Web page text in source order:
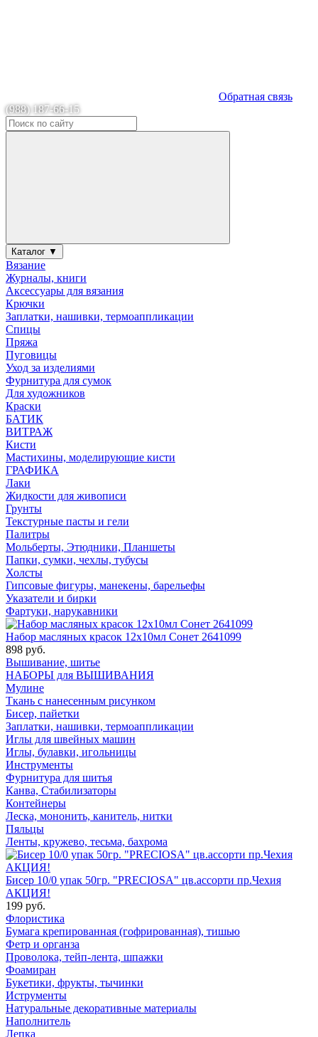
Обратная связь
(988) 187-66-15
Каталог ▼
Вязание
Журналы, книги
Аксессуары для вязания
Крючки
Заплатки, нашивки, термоаппликации
Спицы
Пряжа
Пуговицы
Уход за изделиями
Фурнитура для сумок
Для художников
Краски
БАТИК
ВИТРАЖ
Кисти
Мастихины, моделирующие кисти
ГРАФИКА
Лаки
Жидкости для живописи
Грунты
Текстурные пасты и гели
Палитры
Мольберты, Этюдники, Планшеты
Папки, сумки, чехлы, тубусы
Холсты
Гипсовые фигуры, манекены, барельефы
Указатели и бирки
Фартуки, нарукавники
Набор масляных красок 12х10мл Сонет 2641099
898 руб.
Вышивание, шитье
НАБОРЫ для ВЫШИВАНИЯ
Мулине
Ткань с нанесенным рисунком
Бисер, пайетки
Заплатки, нашивки, термоаппликации
Иглы для швейных машин
Иглы, булавки, игольницы
Инструменты
Фурнитура для шитья
Канва, Стабилизаторы
Контейнеры
Леска, мононить, канитель, нитки
Пяльцы
Ленты, кружево, тесьма, бахрома
Бисер 10/0 упак 50гр. "PRECIOSA" цв.ассорти пр.Чехия
АКЦИЯ!
199 руб.
Флористика
Бумага крепированная (гофрированная), тишью
Фетр и органза
Проволока, тейп-лента, шпажки
Фоамиран
Букетики, фрукты, тычинки
Иструменты
Натуральные декоративные материалы
Наполнитель
Лепка